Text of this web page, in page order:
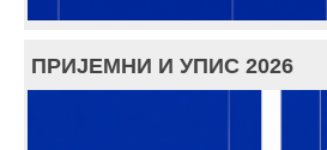
ПРИЈЕМНИ И УПИС 2026